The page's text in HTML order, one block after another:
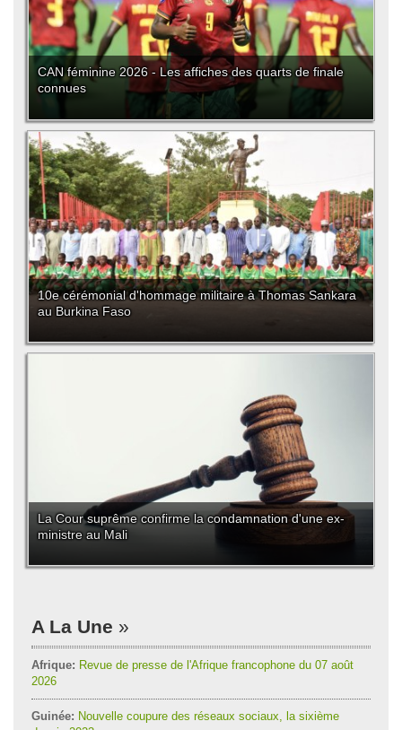
CAN féminine 2026 - Les affiches des quarts de finale
connues
10e cérémonial d'hommage militaire à Thomas Sankara
au Burkina Faso
La Cour suprême confirme la condamnation d'une ex-
ministre au Mali
A La Une
Afrique: Revue de presse de l'Afrique francophone du 07 août
2026
Guinée: Nouvelle coupure des réseaux sociaux, la sixième